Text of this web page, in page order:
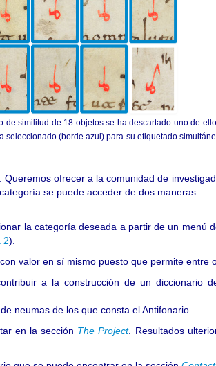
de similitud de 18 objetos se ha descartado uno de
seleccionado (borde azul) para su etiquetado
ofrecer a la comunidad de
se puede acceder de dos maneras:
la categoría deseada a partir de un menú
2).
valor en sí mismo puesto que permite entre
a la construcción de un diccionario
neumas de los que consta el Antifonario.
en la sección The Project. Resultados